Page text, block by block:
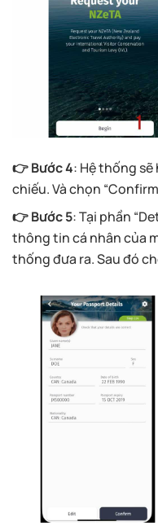
👉 Bước 4: Hệ thống
chiếu. Và chọn
👉 Bước 5: Tại phần
thông tin cá nhân của
thống đưa ra. Sau đó